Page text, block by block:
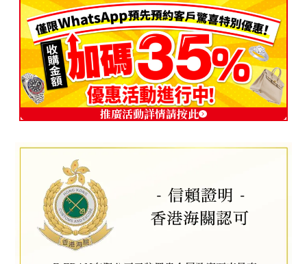
推廣活動詳情請按此